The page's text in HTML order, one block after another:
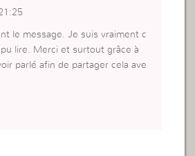
le message. Je suis vraiment c
lire. Merci et surtout grâce à
parlé afin de partager cela ave